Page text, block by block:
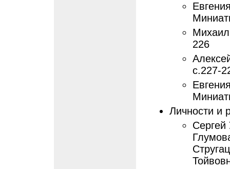
226
с.227-
Личности и
Сергей